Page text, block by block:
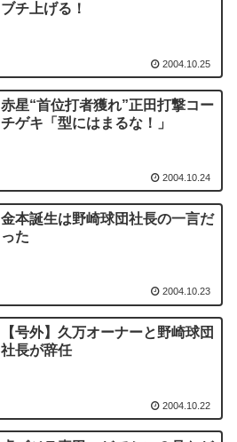
ブチ上げる！
2004.10.25
赤星“首位打者獲れ”正田打撃コー
チゲキ「型にはまるな！」
2004.10.24
金本誕生は野崎球団社長の一言だ
った
2004.10.23
【号外】久万オーナーと野崎球団
社長が辞任
2004.10.22